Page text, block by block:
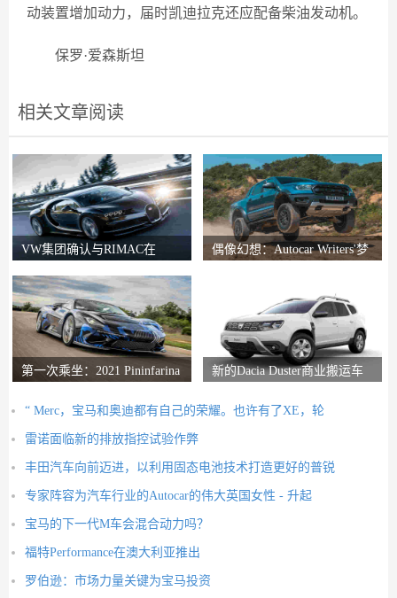
动装置增加动力，届时凯迪拉克还应配备柴油发动机。
保罗·爱森斯坦
相关文章阅读
VW集团确认与RIMAC在
偶像幻想：Autocar Writers'梦
第一次乘坐：2021 Pininfarina
新的Dacia Duster商业搬运车
“ Merc，宝马和奥迪都有自己的荣耀。也许有了XE，轮
雷诺面临新的排放指控试验作弊
丰田汽车向前迈进，以利用固态电池技术打造更好的普锐
专家阵容为汽车行业的Autocar的伟大英国女性 - 升起
宝马的下一代M车会混合动力吗？
福特Performance在澳大利亚推出
罗伯逊：市场力量关键为宝马投资